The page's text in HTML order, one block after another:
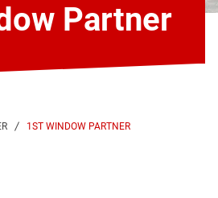
Partner
1ST WINDOW PARTNER